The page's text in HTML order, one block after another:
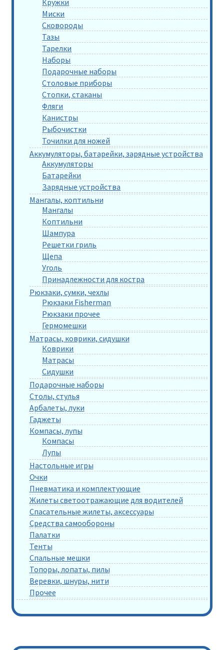
Миски
Сковороды
Тазы
Тарелки
Наборы
Подарочные наборы
Столовые приборы
Стопки, стаканы
Фляги
Канистры
Рыбочистки
Точилки для ножей
Аккумуляторы, батарейки, зарядные устройства
Аккумуляторы
Батарейки
Зарядные устройства
Мангалы, коптильни
Мангалы
Коптильни
Шампура
Решетки гриль
Щепа
Уголь
Принадлежности для костра
Рюкзаки, сумки, чехлы
Рюкзаки Fisherman
Рюкзаки прочее
Гермомешки
Матрасы, коврики, сидушки
Коврики
Матрасы
Сидушки
Подарочные наборы
Столы, стулья
Арбалеты, луки
Гаджеты
Компасы, лупы
Компасы
Лупы
Настольные игры
Очки
Пневматика и комплектующие
Жилеты светоотражающие для водителей
Спасательные жилеты, аксессуары
Средства самообороны
Палатки
Тенты
Спальные мешки
Топоры, лопаты, пилы
Веревки, шнуры, нити
Прочее